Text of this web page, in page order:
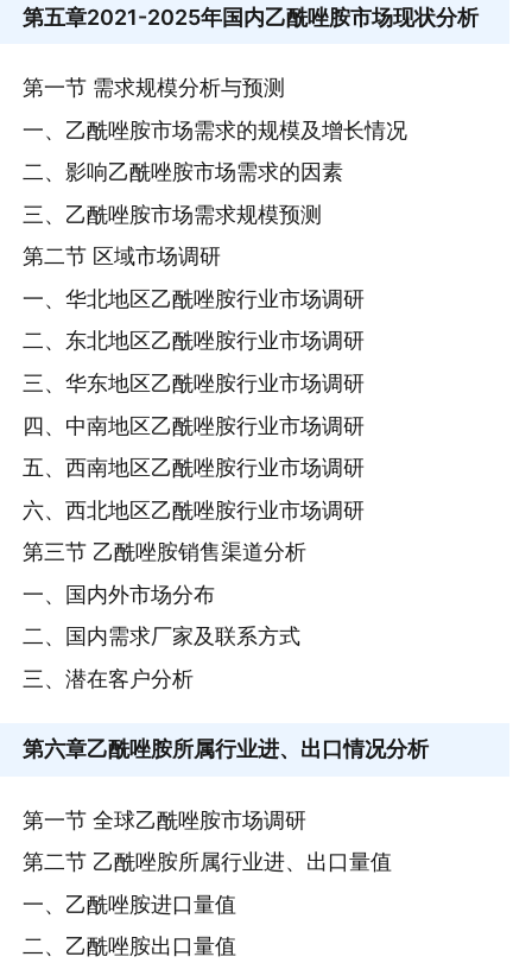
第五章2021-2025年国内乙酰唑胺市场现状分析
第一节 需求规模分析与预测
一、乙酰唑胺市场需求的规模及增长情况
二、影响乙酰唑胺市场需求的因素
三、乙酰唑胺市场需求规模预测
第二节 区域市场调研
一、华北地区乙酰唑胺行业市场调研
二、东北地区乙酰唑胺行业市场调研
三、华东地区乙酰唑胺行业市场调研
四、中南地区乙酰唑胺行业市场调研
五、西南地区乙酰唑胺行业市场调研
六、西北地区乙酰唑胺行业市场调研
第三节 乙酰唑胺销售渠道分析
一、国内外市场分布
二、国内需求厂家及联系方式
三、潜在客户分析
第六章乙酰唑胺所属行业进、出口情况分析
第一节 全球乙酰唑胺市场调研
第二节 乙酰唑胺所属行业进、出口量值
一、乙酰唑胺进口量值
二、乙酰唑胺出口量值